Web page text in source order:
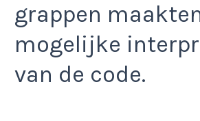
grappen
mogelijke
van de code.